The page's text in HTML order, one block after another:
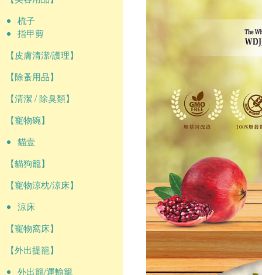
梳子
指甲剪
【皮膚清潔/護理】
【除蚤用品】
【清潔 / 除臭類】
【寵物碗】
貓壹
【貓狗籠】
【寵物涼枕/涼床】
涼床
【寵物窩床】
【外出提籠】
外出籠/運輸籠